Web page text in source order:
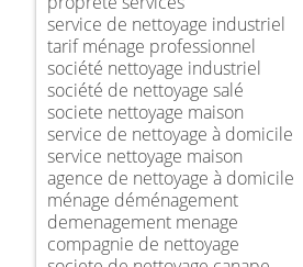
service de nettoyage industriel
tarif ménage professionnel
société nettoyage industriel
société de nettoyage salé
societe nettoyage maison
service de nettoyage à domicile
service nettoyage maison
agence de nettoyage à domicile
ménage déménagement
demenagement menage
compagnie de nettoyage